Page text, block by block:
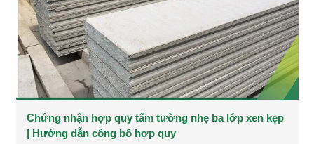
Chứng nhận hợp quy tấm tường nhẹ ba lớp xen kẹp
| Hướng dẫn công bố hợp quy